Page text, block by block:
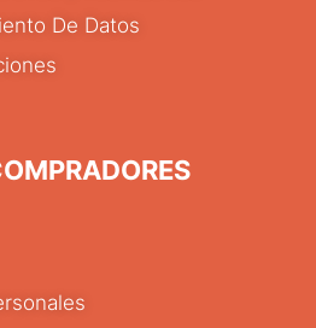
De Datos